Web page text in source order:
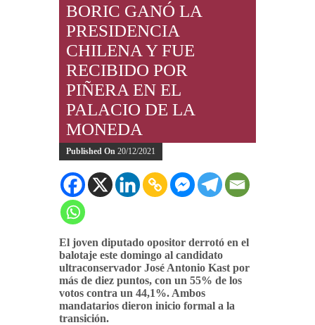
BORIC GANÓ LA
PRESIDENCIA
CHILENA Y FUE
RECIBIDO POR
PIÑERA EN EL
PALACIO DE LA
MONEDA
Published On 20/12/2021
El joven diputado opositor derrotó en el
balotaje este domingo al candidato
ultraconservador José Antonio Kast por
más de diez puntos, con un 55% de los
votos contra un 44,1%. Ambos
mandatarios dieron inicio formal a la
transición.